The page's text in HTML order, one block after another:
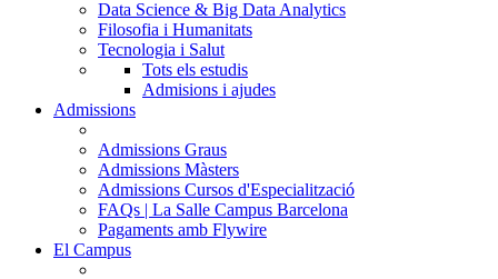
Data Science & Big Data Analytics
Filosofia i Humanitats
Tecnologia i Salut
Tots els estudis
Admisions i ajudes
Admissions
Admissions Graus
Admissions Màsters
Admissions Cursos d'Especialització
FAQs | La Salle Campus Barcelona
Pagaments amb Flywire
El Campus